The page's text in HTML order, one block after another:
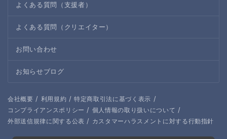
よくある質問（支援者）
よくある質問（クリエイター）
お問い合わせ
お知らせブログ
会社概要 / 利用規約 / 特定商取引法に基づく表示 /
コンプライアンスポリシー / 個人情報の取り扱いについて /
外部送信規律に関する公表 / カスタマーハラスメントに対する行動指針